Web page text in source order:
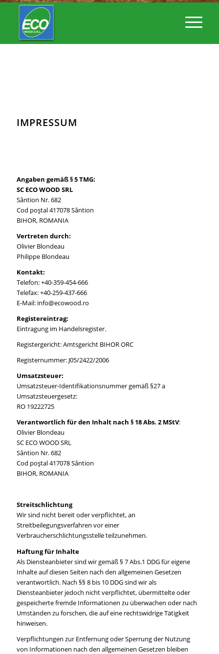
IMPRESSUM
Angaben gemäß § 5 TMG:
SC ECO WOOD SRL
Sântion Nr. 682
Cod poştal 417078 Sântion
BIHOR, ROMANIA
Vertreten durch:
Olivier Blondeau
Philippe Blondeau
Kontakt:
Telefon: +40-359-454-666
Telefax: +40-259-437-666
E-Mail: info@ecowood.ro
Registereintrag:
Eintragung im Handelsregister.
Registergericht: Amtsgericht BIHOR ORC
Registernummer: J05/2422/2006
Umsatzsteuer:
Umsatzsteuer-Identifikationsnummer gemäß §27 a
Umsatzsteuergesetz:
RO 19222725
Verantwortlich für den Inhalt nach § 18 Abs. 2 MStV:
Olivier Blondeau
SC ECO WOOD SRL
Sântion Nr. 682
Cod poştal 417078 Sântion
BIHOR, ROMANIA
Streitschlichtung
Wir sind nicht bereit oder verpflichtet, an
Streitbeilegungsverfahren vor einer
Verbraucherschlichtungsstelle teilzunehmen.
Haftung für Inhalte
Als Diensteanbieter sind wir gemäß § 7 Abs.1 DDG für eigene
Inhalte auf diesen Seiten nach den allgemeinen Gesetzen
verantwortlich. Nach §§ 8 bis 10 DDG sind wir als
Diensteanbieter jedoch nicht verpflichtet, übermittelte oder
gespeicherte fremde Informationen zu überwachen oder nach
Umständen zu forschen, die auf eine rechtswidrige Tätigkeit
hinweisen.
Verpflichtungen zur Entfernung oder Sperrung der Nutzung
von Informationen nach den allgemeinen Gesetzen bleiben